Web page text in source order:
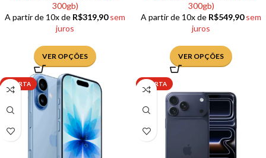
300gb)
A partir de 10x de R$319,90 sem
juros
VER OPÇÕES
300gb)
A partir de 10x de R$549,90 sem
juros
VER OPÇÕES
OFERTA OFERTA